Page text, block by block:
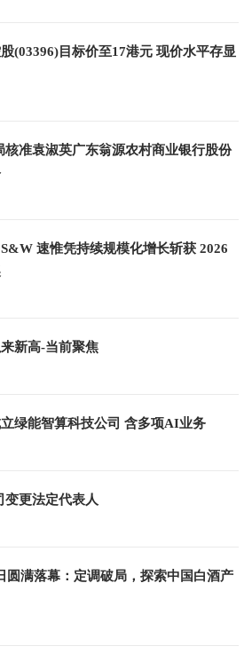
(03396)目标价至17港元 现价水平存显
准袁淑英广东翁源农村商业银行股份
速惟凭持续规模化增长斩获 2026
新高-当前聚焦
绿能智算科技公司 含多项AI业务
更法定代表人
圆满落幕：定调破局，探索中国白酒产